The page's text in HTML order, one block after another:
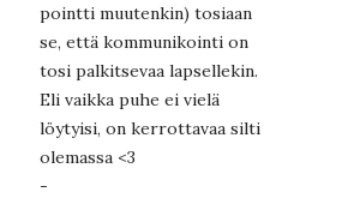
pointti muutenkin) tosiaan
se, että kommunikointi on
tosi palkitsevaa lapsellekin.
Eli vaikka puhe ei vielä
löytyisi, on kerrottavaa silti
olemassa <3
-